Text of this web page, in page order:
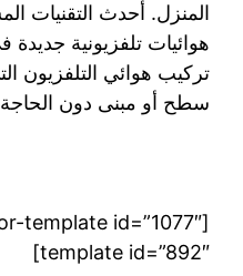
المنزل. أحدث التقنيات
هوائيات تلفزيونية
تركيب هوائي التلفزيون
سطح أو مبنى دون
template id=”892″]